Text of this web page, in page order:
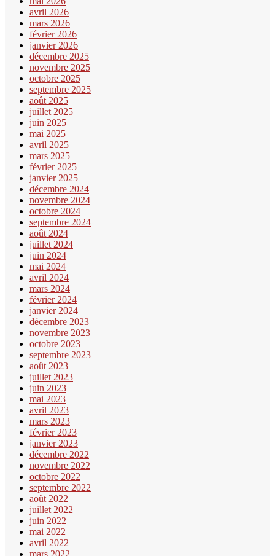
avril 2026
mars 2026
février 2026
janvier 2026
décembre 2025
novembre 2025
octobre 2025
septembre 2025
août 2025
juillet 2025
juin 2025
mai 2025
avril 2025
mars 2025
février 2025
janvier 2025
décembre 2024
novembre 2024
octobre 2024
septembre 2024
août 2024
juillet 2024
juin 2024
mai 2024
avril 2024
mars 2024
février 2024
janvier 2024
décembre 2023
novembre 2023
octobre 2023
septembre 2023
août 2023
juillet 2023
juin 2023
mai 2023
avril 2023
mars 2023
février 2023
janvier 2023
décembre 2022
novembre 2022
octobre 2022
septembre 2022
août 2022
juillet 2022
juin 2022
mai 2022
avril 2022